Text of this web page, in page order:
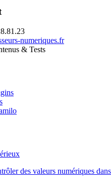
numeriques.fr
& Tests
des valeurs numériques